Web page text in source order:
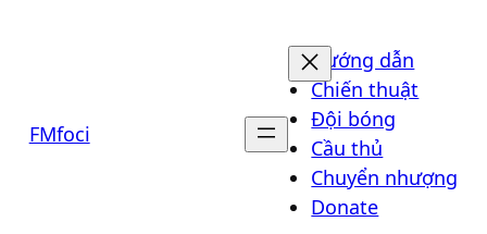
dung
FMfoci
Hướng dẫn
Chiến thuật
Đội bóng
Cầu thủ
Chuyển nhượng
Donate